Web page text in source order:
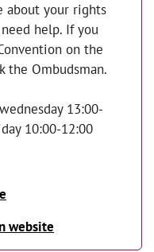
about your rights
help. If you
on the
the Ombudsman.
13:00-
10:00-12:00
website